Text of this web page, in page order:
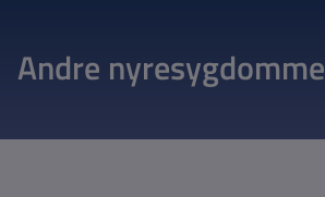
Andre nyresygdomme